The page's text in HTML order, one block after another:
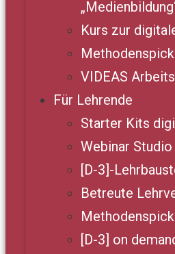
Kurs zur
VIDEAS
Für Lehrende
Starter Kits
Webinar Studio
[D-3]-
Betreute
[D-3] on